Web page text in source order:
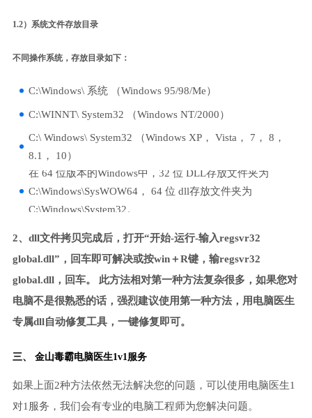
1.2）系统文件存放目录
不同操作系统，存放目录如下：
C:\Windows\ 系统 （Windows 95/98/Me）
C:\WINNT\ System32 （Windows NT/2000）
C:\ Windows\ System32 （Windows XP， Vista， 7， 8，
8.1， 10）
在 64 位版本的Windows中，32 位 DLL存放文件夹为
C:\Windows\SysWOW64， 64 位 dll存放文件夹为
C:\Windows\System32。
2、dll文件拷贝完成后，打开“开始-运行-输入regsvr32
global.dll”，回车即可解决或按win＋R键，输regsvr32
global.dll，回车。 此方法相对第一种方法复杂很多，如果您对
电脑不是很熟悉的话，强烈建议使用第一种方法，用电脑医生
专属dll自动修复工具，一键修复即可。
三、 金山毒霸电脑医生1v1服务
如果上面2种方法依然无法解决您的问题，可以使用电脑医生1
对1服务，我们会有专业的电脑工程师为您解决问题。